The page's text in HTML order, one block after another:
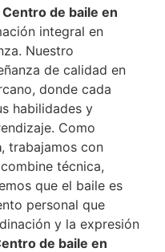
Centro de baile en
integral en
Nuestro
de calidad en
donde cada
habilidades y
Como
, trabajamos con
técnica,
que el baile es
personal que
y la expresión
de baile en